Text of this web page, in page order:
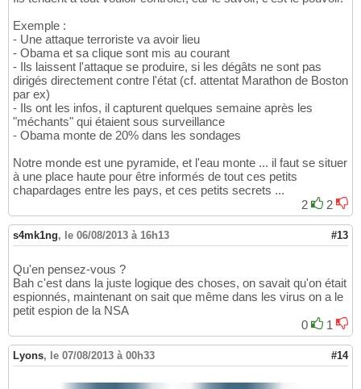
Exemple :
- Une attaque terroriste va avoir lieu
- Obama et sa clique sont mis au courant
- Ils laissent l'attaque se produire, si les dégâts ne sont pas
dirigés directement contre l'état (cf. attentat Marathon de Boston
par ex)
- Ils ont les infos, il capturent quelques semaine après les
"méchants" qui étaient sous surveillance
- Obama monte de 20% dans les sondages
Notre monde est une pyramide, et l'eau monte ... il faut se situer
à une place haute pour être informés de tout ces petits
chapardages entre les pays, et ces petits secrets ...
2
2
s4mk1ng, le 06/08/2013 à 16h13 #13
Qu'en pensez-vous ?
Bah c'est dans la juste logique des choses, on savait qu'on était
espionnés, maintenant on sait que même dans les virus on a le
petit espion de la NSA
0
1
Lyons, le 07/08/2013 à 00h33 #14